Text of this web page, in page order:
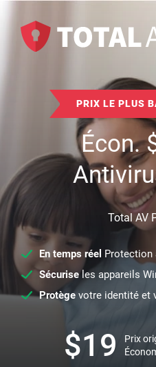
PRIX LE PLUS
Écon.
Total AV
En temps réel Protection
Sécuriseles appareils
Protège votre identité et
$19 Prix